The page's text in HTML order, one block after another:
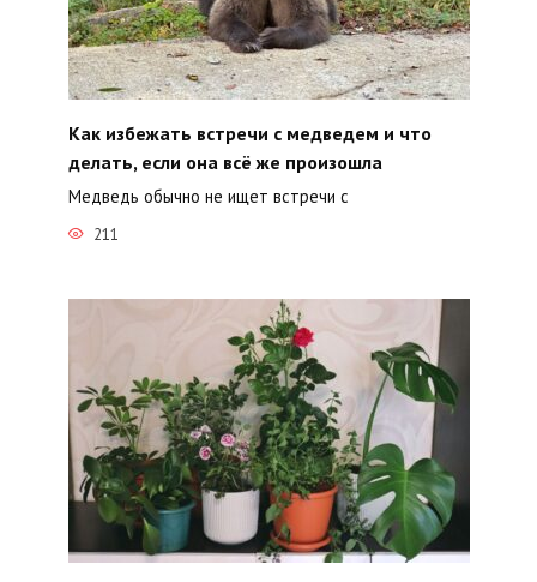
Как избежать встречи с медведем и что
делать, если она всё же произошла
Медведь обычно не ищет встречи с
211